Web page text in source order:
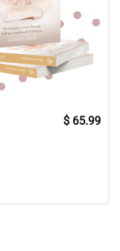
$ 65.99